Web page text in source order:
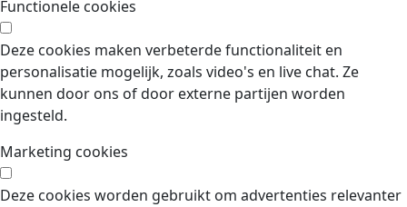
Functionele cookies
Deze cookies maken verbeterde functionaliteit en
personalisatie mogelijk, zoals video's en live chat. Ze
kunnen door ons of door externe partijen worden
ingesteld.
Marketing cookies
Deze cookies worden gebruikt om advertenties relevanter